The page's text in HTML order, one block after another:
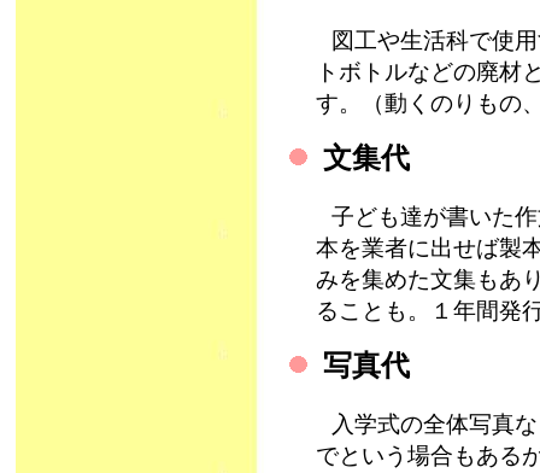
図工や生活科で使
トボトルなどの廃材
す。（動くのりもの
文集代
子ども達が書いた
本を業者に出せば製
みを集めた文集もあ
ることも。１年間
写真代
入学式の全体写真
でという場合もある